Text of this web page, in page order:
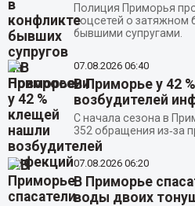
Полиция Приморья
соцсетей о затяжном
бывшими супругами.
07.08.2026 06:40
В Приморье у 42
возбудителей
С начала сезона в
352 обращения из‑за
07.08.2026 06:20
В Приморье
воды двоих